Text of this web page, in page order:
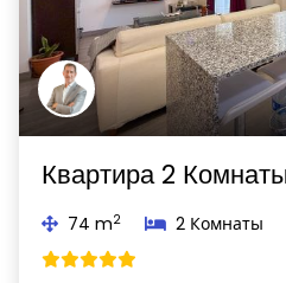
74 m2 2 Комнаты